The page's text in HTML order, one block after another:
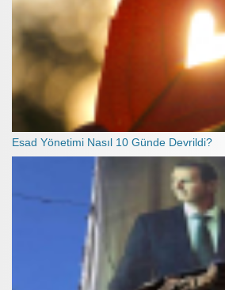
Esad Yönetimi Nasıl 10 Günde Devrildi?